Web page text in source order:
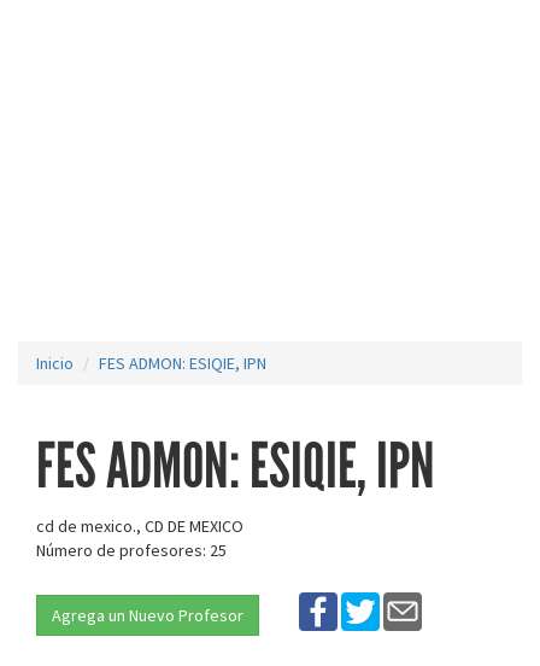
Inicio FES ADMON: ESIQIE, IPN
FES ADMON: ESIQIE, IPN
cd de mexico., CD DE MEXICO
Número de profesores: 25
Agrega un Nuevo Profesor